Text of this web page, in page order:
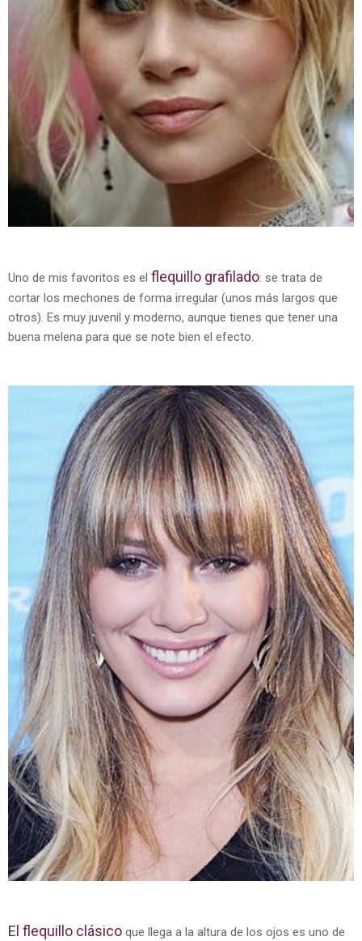
Uno de mis favoritos es el flequillo grafilado: se trata de
cortar los mechones de forma irregular (unos más largos que
otros). Es muy juvenil y moderno, aunque tienes que tener una
buena melena para que se note bien el efecto.
El flequillo clásico que llega a la altura de los ojos es uno de